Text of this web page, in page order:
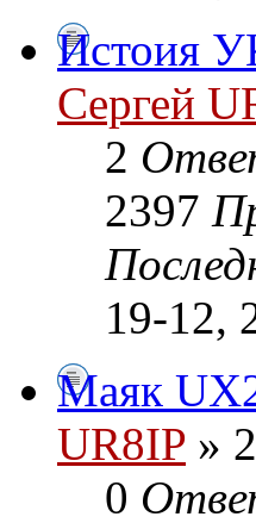
Истоия
Сергей
2
2397
19-12,
Маяк
UR8IP »
0